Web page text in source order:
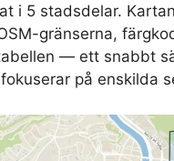
i 5 stadsdelar.
gränserna,
— ett snabbt
på enskilda